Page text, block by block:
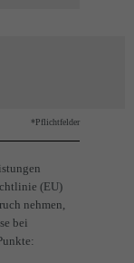
*Pflichtfelder
(EU)
nehmen,
bei